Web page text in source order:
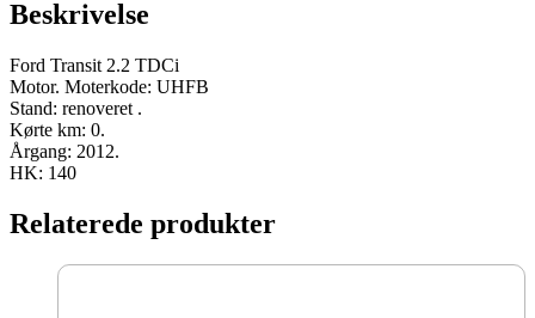
HK
antal
Beskrivelse
Ford Transit 2.2 TDCi
Motor. Moterkode: UHFB
Stand: renoveret .
Kørte km: 0.
Årgang: 2012.
HK: 140
Relaterede produkter